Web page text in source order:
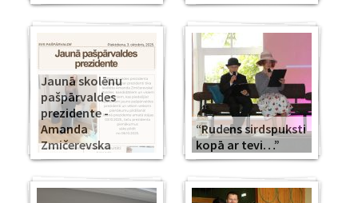
Jaunā skolēnu
pašpārvaldes
prezidente -
Amanda
Zmičerevska
“Rudens sirdspuksti
kopā ar tevi…”